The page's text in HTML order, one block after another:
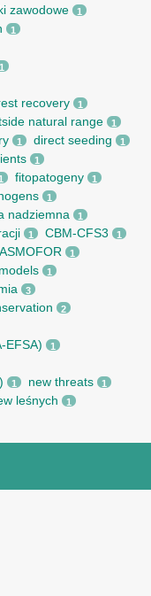
zawodowe 1
1
1
recovery 1
natural range 1
1 direct seeding 1
1
fitopatogeny 1
1
nadziemna 1
1 CBM-CFS3 1
1
1
3
2
EFSA) 1
1 new threats 1
leśnych 1